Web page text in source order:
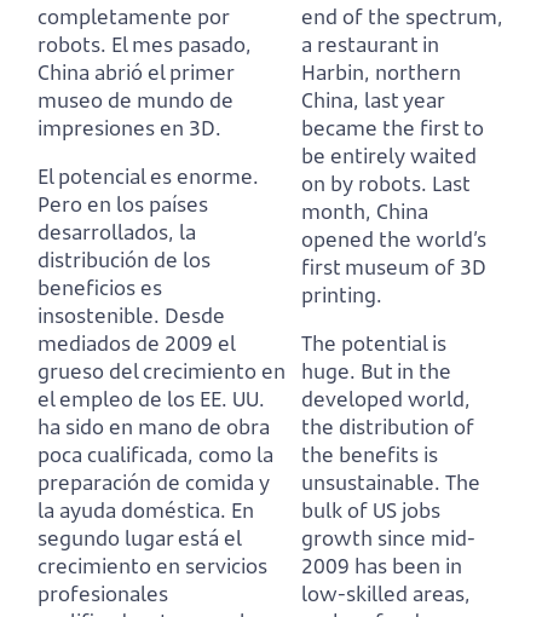
completamente por
robots. El mes pasado,
China abrió el primer
museo de mundo de
impresiones en 3D.
El potencial es enorme.
Pero en los países
desarrollados, la
distribución de los
beneficios es
insostenible. Desde
mediados de 2009 el
grueso del crecimiento en
el empleo de los EE. UU.
ha sido en mano de obra
poca cualificada, como la
preparación de comida y
la ayuda doméstica. En
segundo lugar está el
crecimiento en servicios
profesionales
end of the spectrum,
a restaurant in
Harbin, northern
China, last year
became the first to
be entirely waited
on by robots. Last
month, China
opened the world’s
first museum of 3D
printing.
The potential is
huge. But in the
developed world,
the distribution of
the benefits is
unsustainable. The
bulk of US jobs
growth since mid-
2009 has been in
low-skilled areas,